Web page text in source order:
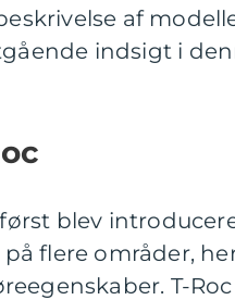
af
indsigt i
blev
flere områder,
T-